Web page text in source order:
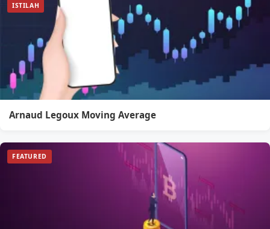
ISTILAH
Arnaud Legoux Moving Average
FEATURED